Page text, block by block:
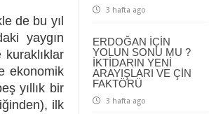
3 hafta ago
ERDOĞAN İÇİN
YOLUN SONU MU ?
İKTİDARIN YENİ
ARAYIŞLARI VE ÇİN
FAKTÖRÜ
3 hafta ago
de bu yıl
yaygın
kuraklıklar
ekonomik
yıllık bir
ilk